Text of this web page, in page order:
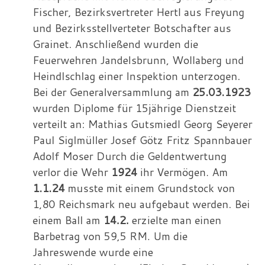
Fischer, Bezirksvertreter Hertl aus Freyung
und Bezirksstellverteter Botschafter aus
Grainet. Anschließend wurden die
Feuerwehren Jandelsbrunn, Wollaberg und
Heindlschlag einer Inspektion unterzogen.
Bei der Generalversammlung am 25.03.1923
wurden Diplome für 15jährige Dienstzeit
verteilt an: Mathias Gutsmiedl Georg Seyerer
Paul Siglmüller Josef Götz Fritz Spannbauer
Adolf Moser Durch die Geldentwertung
verlor die Wehr 1924 ihr Vermögen. Am
1.1.24 musste mit einem Grundstock von
1,80 Reichsmark neu aufgebaut werden. Bei
einem Ball am 14.2. erzielte man einen
Barbetrag von 59,5 RM. Um die
Jahreswende wurde eine